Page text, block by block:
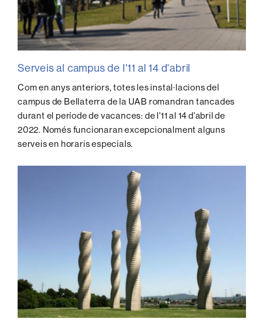
Serveis al campus de l'11 al 14 d'abril
Com en anys anteriors, totes les instal·lacions del
campus de Bellaterra de la UAB romandran tancades
durant el període de vacances: de l'11 al 14 d'abril de
2022. Només funcionaran excepcionalment alguns
serveis en horaris especials.